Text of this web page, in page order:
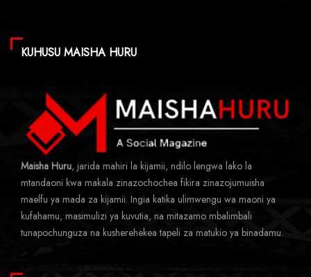
KUHUSU MAISHA HURU
Maisha Huru, jarida mahiri la kijamii, ndilo lengwa lako la
mtandaoni kwa makala zinazochochea fikira zinazojumuisha
maelfu ya mada za kijamii. Ingia katika ulimwengu wa maoni ya
kufahamu, masimulizi ya kuvutia, na mitazamo mbalimbali
tunapochunguza na kusherehekea tapeli za matukio ya binadamu.